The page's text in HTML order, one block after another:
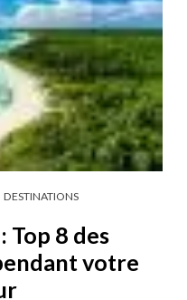
DESTINATIONS
Top 8 des
votre